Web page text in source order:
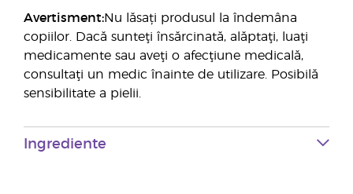
Avertisment:Nu lăsați produsul la îndemâna
copiilor. Dacă sunteţi însărcinată, alăptaţi, luaţi
medicamente sau aveţi o afecţiune medicală,
consultaţi un medic înainte de utilizare. Posibilă
sensibilitate a pielii.
Ingrediente